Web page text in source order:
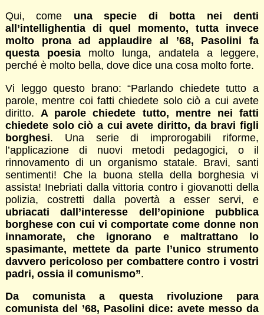
Qui, come una specie di botta nei denti
all’intellighentia di quel momento, tutta invece
molto prona ad applaudire al ’68, Pasolini fa
questa poesiamolto lunga, andatela a leggere,
perché è molto bella, dove dice una cosa molto forte.
Vi leggo questo brano: “Parlando chiedete tutto a
parole, mentre coi fatti chiedete solo ciò a cui avete
diritto. A parole chiedete tutto, mentre nei fatti
chiedete solo ciò a cui avete diritto, da bravi figli
borghesi. Una serie di improrogabili riforme,
l’applicazione di nuovi metodi pedagogici, o il
rinnovamento di un organismo statale. Bravi, santi
sentimenti! Che la buona stella della borghesia vi
assista! Inebriati dalla vittoria contro i giovanotti della
polizia, costretti dalla povertà a esser servi, e
ubriacati dall’interesse dell’opinione pubblica
borghese con cui vi comportate come donne non
innamorate, che ignorano e maltrattano lo
spasimante, mettete da parte l’unico strumento
davvero pericoloso per combattere contro i vostri
padri, ossia il comunismo”.
Da comunista a questa rivoluzione para
comunista del ’68, Pasolini dice: avete messo da